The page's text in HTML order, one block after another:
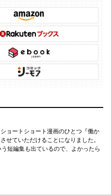
ョートショート漫画のひとつ『働か
せていただけることになりました。
短編集も出ているので、よかったら